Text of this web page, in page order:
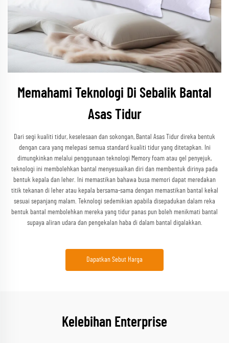
Memahami Teknologi Di Sebalik Bantal
Asas Tidur
Dari segi kualiti tidur, keselesaan dan sokongan, Bantal Asas Tidur direka bentuk
dengan cara yang melepasi semua standard kualiti tidur yang ditetapkan. Ini
dimungkinkan melalui penggunaan teknologi Memory foam atau gel penyejuk,
teknologi ini membolehkan bantal menyesuaikan diri dan membentuk dirinya pada
bentuk kepala dan leher. Ini memastikan bahawa busa memori dapat meredakan
titik tekanan di leher atau kepala bersama-sama dengan memastikan bantal kekal
sesuai sepanjang malam. Teknologi sedemikian apabila disepadukan dalam reka
bentuk bantal membolehkan mereka yang tidur panas pun boleh menikmati bantal
supaya aliran udara dan pengekalan haba di dalam bantal digalakkan.
Dapatkan Sebut Harga
Kelebihan Enterprise